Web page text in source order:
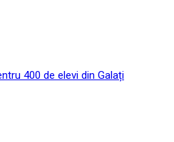
400 de elevi din Galați